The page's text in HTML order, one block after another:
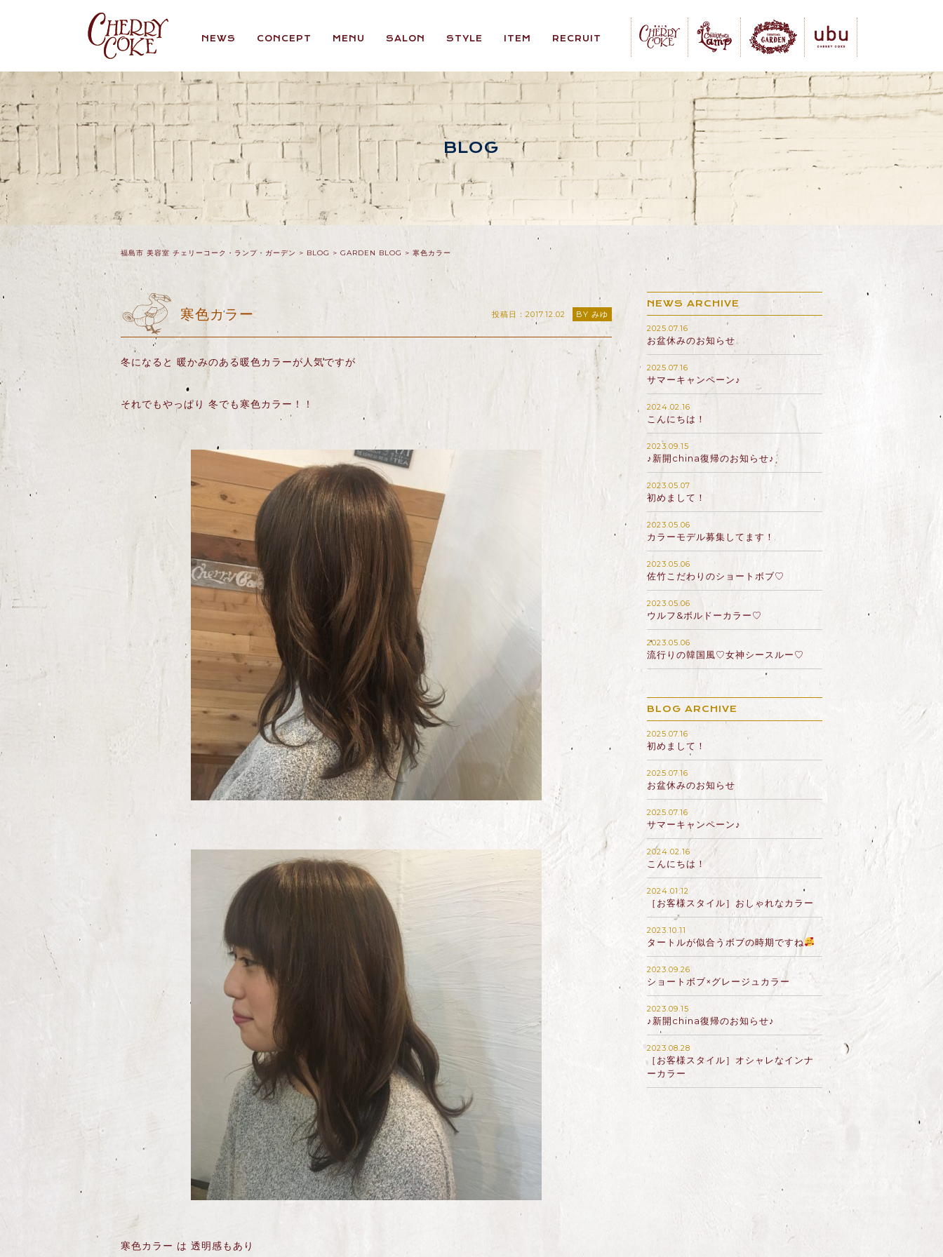
NEWS CONCEPT MENU SALON STYLE ITEM RECRUIT
BLOG
福島市 美容室 チェリーコーク・ランプ・ガーデン > BLOG > GARDEN BLOG > 寒色カラー
寒色カラー 投稿日：2017.12.02 BY みゆ
冬になると 暖かみのある暖色カラーが人気ですが
それでもやっぱり 冬でも寒色カラー！！
寒色カラー は 透明感もあり
NEWS ARCHIVE
2025.07.16
お盆休みのお知らせ
2025.07.16
サマーキャンペーン♪
2024.02.16
こんにちは！
2023.09.15
♪新開china復帰のお知らせ♪
2023.05.07
初めまして！
2023.05.06
カラーモデル募集してます！
2023.05.06
佐竹こだわりのショートボブ♡
2023.05.06
ウルフ&ボルドーカラー♡
2023.05.06
流行りの韓国風♡女神シースルー♡
BLOG ARCHIVE
2025.07.16
初めまして！
2025.07.16
お盆休みのお知らせ
2025.07.16
サマーキャンペーン♪
2024.02.16
こんにちは！
2024.01.12
［お客様スタイル］おしゃれなカラー
2023.10.11
タートルが似合うボブの時期ですね
2023.09.26
ショートボブ×グレージュカラー
2023.09.15
♪新開china復帰のお知らせ♪
2023.08.28
［お客様スタイル］オシャレなインナ
ーカラー